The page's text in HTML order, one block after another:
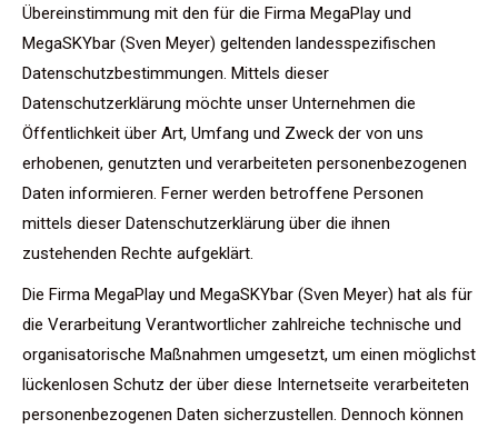
Übereinstimmung mit den für die Firma MegaPlay und
MegaSKYbar (Sven Meyer) geltenden landesspezifischen
Datenschutzbestimmungen. Mittels dieser
Datenschutzerklärung möchte unser Unternehmen die
Öffentlichkeit über Art, Umfang und Zweck der von uns
erhobenen, genutzten und verarbeiteten personenbezogenen
Daten informieren. Ferner werden betroffene Personen
mittels dieser Datenschutzerklärung über die ihnen
zustehenden Rechte aufgeklärt.
Die Firma MegaPlay und MegaSKYbar (Sven Meyer) hat als für
die Verarbeitung Verantwortlicher zahlreiche technische und
organisatorische Maßnahmen umgesetzt, um einen möglichst
lückenlosen Schutz der über diese Internetseite verarbeiteten
personenbezogenen Daten sicherzustellen. Dennoch können